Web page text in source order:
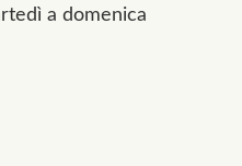
a domenica